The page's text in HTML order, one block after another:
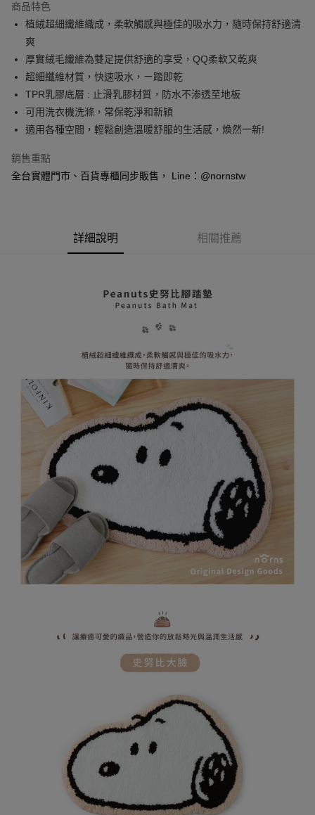
合作金庫商業銀行
華南商業銀行
彰化商業銀行
上海商業儲蓄銀行
國泰世華商業銀行
兆豐國際商業銀行
臺灣中小企業銀行
台中商業銀行
匯豐（台灣）商業銀行
華泰商業銀行
聯邦商業銀行
遠東國際商業銀行
元大商業銀行
永豐商業銀行
玉山商業銀行
星展（台灣）商業銀行
台灣樂天信用卡公司
6 期 0 利率 每期
華南商業銀行
上海商業儲蓄銀行
台北富邦商業銀行
國泰世華商業銀行
兆豐國際商業銀行
臺灣中小企業銀行
台中商業銀行
匯豐（台灣）商業銀行
華泰商業銀行
聯邦商業銀行
遠東國際商業銀行
元大商業銀行
永豐商業銀行
玉山商業銀行
台灣樂天信用卡公司
超商取貨付款
LINE Pay
Apple Pay
悠遊付
1.本服務由台灣大哥大提供，台灣大哥大用戶可立即使用無須另外申請。
2.付款方式選擇「大哥付你分期」，訂單成立後會自動跳轉到大哥付的交易
3.實際核准額度、可分期數及費用金額請依後續交易確認頁面所載為準。
4.訂單成立30分鐘內，如未前往確認交易或遇審核未通過，訂單將自動取
1.分期款項不併入電信帳單，「大哥付你分期」於每月結算日後寄送繳費提
2.透過簡訊連結打開帳單後，可選擇「超商條碼／台灣大直營門市／銀行轉
帳／街口支付／iPASS MONEY」等通路繳費。
【注意事項】
1.本服務係由「台灣大哥大股份有限公司」（以下簡稱本公司）所提供，讓
用戶於交易時，得透過本服務購買商品或服務，並由商店將買賣／分期付款
買賣價金債權讓與本公司後，依約使用本公司帳單繳交帳款。
2.基於同意付款使用「大哥付你分期」之契約關係目的，商店將以您的個人
資料（包含姓名、電話或地址）提供予台灣大哥大進項蒐集、處理及利用，
由本公司與您本人進行分期帳單所需資料之確認、核對及更正。
3.完整用戶服務條款，請詳閱以下連結：
https://oppay.tw/userRule
AFTEE先享後付
１．簡單：不需註冊會員、不需綁卡、不需儲值。
２．便利：只要手機號碼，簡訊認證，即可結帳。
３．安心：先確認商品／服務後，再付款。
【「AFTEE先享後付」結帳流程】
１．於結帳方式選擇「AFTEE先享後付」後，將跳轉至「AFTEE先享後付」
結帳頁面，進行簡訊認證並確認金額後，即可完成結帳。
２．訂單成立數日內，您將收到繳費通知簡訊。
３．收到繳費通知簡訊後14天內，點擊此簡訊中的連結，可透過四大超商／
ATM／網路銀行／等多元方式進行付款，方視為交易完成。
※ 請注意：結帳手續完成當下不需立刻繳費，但若您需要取消訂單，請聯絡
購買商品的店家。未經商家同意取消之訂單仍視為有效，需透過AFTEE先享
後付繳納相關費用。
※ 交易是否成功請以「AFTEE先享後付 」之結帳頁面顯示為準，若有關於
是否繳費成功／繳費後需取消欲退款等相關疑問，請聯繫「AFTEE先享後付
客戶支援中心」https://netprotections.freshdesk.com/support/home
【注意事項】
１．透過由恩沛科技股份有限公司提供之「AFTEE先享後付」服務完成之交
易，需依本服務之必要範圍內提供個人資料，並將交易相關給付款項請求債
權轉讓予恩沛科技股份有限公司。
２．關於個人資料處理事宜，請瀏覽以下網址：
https://aftee.tw/terms/#terms3
「AFTEE先享後付」，若未經同意申辦者引起之損失，本公司不負相關責
４．使用「AFTEE先享後付」時，將依據個別帳號之用戶狀況，依本公司即
每筆NT$80，滿NT$599(含以上)免運費
普通全家取貨付款
每筆NT$80，滿NT$599(含以上)免運費
普通付款後全家取貨
每筆NT$80，滿NT$599(含以上)免運費
付款後全家取貨
每筆NT$80，滿NT$599(含以上)免運費
(未開放，請勿選擇此選項)普通付款後萊爾富取貨
每筆NT$1,000
(未開放，請勿選擇此選項)付款後萊爾富取貨
每筆NT$1,000
每筆NT$80，滿NT$599(含以上)免運費
每筆NT$80，滿NT$599(含以上)免運費
每筆NT$80，滿NT$599(含以上)免運費
付款後7-11取貨
每筆NT$80，滿NT$599(含以上)免運費
每筆NT$100，滿NT$999(含以上)免運費
商品特色
植絨超細纖維織成，柔軟觸感與極佳的吸水力，隨時保持舒適清
爽
厚實絨毛纖維為雙足提供舒適的享受，QQ柔軟又乾爽
超細纖維材質，快速吸水，ㄧ踏即乾
TPR乳膠底層 : 止滑乳膠材質，防水不渗透至地板
可用洗衣機洗滌，常保乾淨和新穎
適用各種空間，輕鬆創造溫暖舒服的生活感，煥然一新!
銷售重點
全台實體門市、百貨專櫃同步販售， Line：@nornstw
詳細說明 相關推薦